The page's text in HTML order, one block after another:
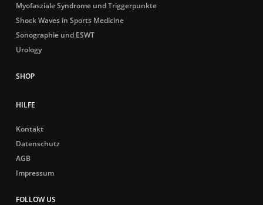
Myofasziale Syndrome und Triggerpunkte
Shock Waves in Sports Medicine
Sonographie und ESWT
Urology
HILFE
Kontakt
Datenschutz
AGB
Impressum
FOLLOW US